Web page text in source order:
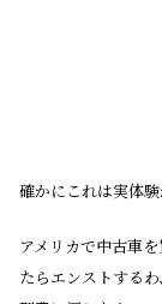
確かにこれは実体験
アメリカで中古車
たらエンストする